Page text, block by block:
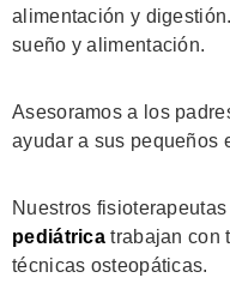
alimentación y
sueño y alimentación.
Asesoramos a los
ayudar a sus pequeños
Nuestros
pediátrica trabajan con
técnicas osteopáticas.